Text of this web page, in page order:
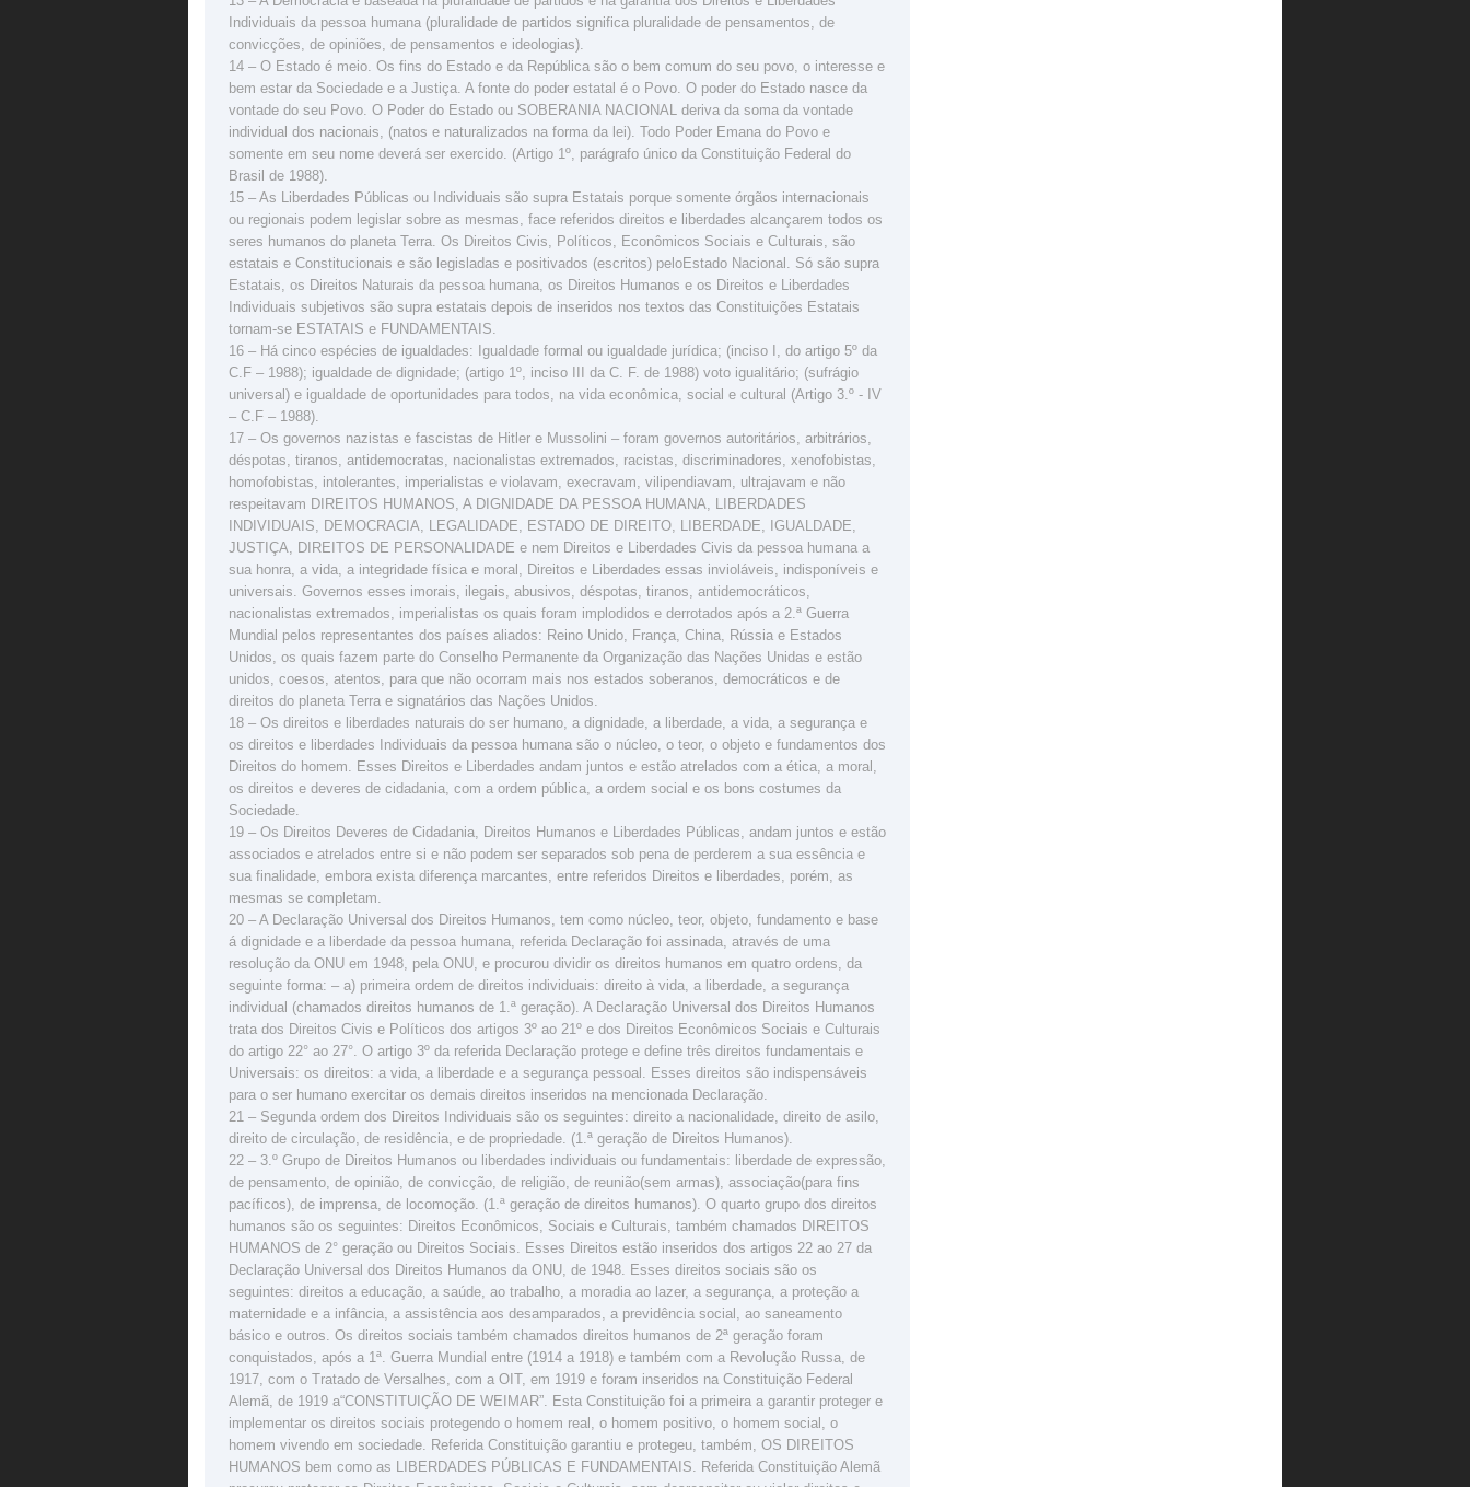
Individuais da pessoa humana (pluralidade de partidos significa pluralidade de pensamentos, de
convicções, de opiniões, de pensamentos e ideologias).
14 – O Estado é meio. Os fins do Estado e da República são o bem comum do seu povo, o interesse e
bem estar da Sociedade e a Justiça. A fonte do poder estatal é o Povo. O poder do Estado nasce da
vontade do seu Povo. O Poder do Estado ou SOBERANIA NACIONAL deriva da soma da vontade
individual dos nacionais, (natos e naturalizados na forma da lei). Todo Poder Emana do Povo e
somente em seu nome deverá ser exercido. (Artigo 1º, parágrafo único da Constituição Federal do
Brasil de 1988).
15 – As Liberdades Públicas ou Individuais são supra Estatais porque somente órgãos internacionais
ou regionais podem legislar sobre as mesmas, face referidos direitos e liberdades alcançarem todos os
seres humanos do planeta Terra. Os Direitos Civis, Políticos, Econômicos Sociais e Culturais, são
estatais e Constitucionais e são legisladas e positivados (escritos) peloEstado Nacional. Só são supra
Estatais, os Direitos Naturais da pessoa humana, os Direitos Humanos e os Direitos e Liberdades
Individuais subjetivos são supra estatais depois de inseridos nos textos das Constituições Estatais
tornam-se ESTATAIS e FUNDAMENTAIS.
16 – Há cinco espécies de igualdades: Igualdade formal ou igualdade jurídica; (inciso I, do artigo 5º da
C.F – 1988); igualdade de dignidade; (artigo 1º, inciso III da C. F. de 1988) voto igualitário; (sufrágio
universal) e igualdade de oportunidades para todos, na vida econômica, social e cultural (Artigo 3.º - IV
– C.F – 1988).
17 – Os governos nazistas e fascistas de Hitler e Mussolini – foram governos autoritários, arbitrários,
déspotas, tiranos, antidemocratas, nacionalistas extremados, racistas, discriminadores, xenofobistas,
homofobistas, intolerantes, imperialistas e violavam, execravam, vilipendiavam, ultrajavam e não
respeitavam DIREITOS HUMANOS, A DIGNIDADE DA PESSOA HUMANA, LIBERDADES
INDIVIDUAIS, DEMOCRACIA, LEGALIDADE, ESTADO DE DIREITO, LIBERDADE, IGUALDADE,
JUSTIÇA, DIREITOS DE PERSONALIDADE e nem Direitos e Liberdades Civis da pessoa humana a
sua honra, a vida, a integridade física e moral, Direitos e Liberdades essas invioláveis, indisponíveis e
universais. Governos esses imorais, ilegais, abusivos, déspotas, tiranos, antidemocráticos,
nacionalistas extremados, imperialistas os quais foram implodidos e derrotados após a 2.ª Guerra
Mundial pelos representantes dos países aliados: Reino Unido, França, China, Rússia e Estados
Unidos, os quais fazem parte do Conselho Permanente da Organização das Nações Unidas e estão
unidos, coesos, atentos, para que não ocorram mais nos estados soberanos, democráticos e de
direitos do planeta Terra e signatários das Nações Unidos.
18 – Os direitos e liberdades naturais do ser humano, a dignidade, a liberdade, a vida, a segurança e
os direitos e liberdades Individuais da pessoa humana são o núcleo, o teor, o objeto e fundamentos dos
Direitos do homem. Esses Direitos e Liberdades andam juntos e estão atrelados com a ética, a moral,
os direitos e deveres de cidadania, com a ordem pública, a ordem social e os bons costumes da
Sociedade.
19 – Os Direitos Deveres de Cidadania, Direitos Humanos e Liberdades Públicas, andam juntos e estão
associados e atrelados entre si e não podem ser separados sob pena de perderem a sua essência e
sua finalidade, embora exista diferença marcantes, entre referidos Direitos e liberdades, porém, as
mesmas se completam.
20 – A Declaração Universal dos Direitos Humanos, tem como núcleo, teor, objeto, fundamento e base
á dignidade e a liberdade da pessoa humana, referida Declaração foi assinada, através de uma
resolução da ONU em 1948, pela ONU, e procurou dividir os direitos humanos em quatro ordens, da
seguinte forma: – a) primeira ordem de direitos individuais: direito à vida, a liberdade, a segurança
individual (chamados direitos humanos de 1.ª geração). A Declaração Universal dos Direitos Humanos
trata dos Direitos Civis e Políticos dos artigos 3º ao 21º e dos Direitos Econômicos Sociais e Culturais
do artigo 22° ao 27°. O artigo 3º da referida Declaração protege e define três direitos fundamentais e
Universais: os direitos: a vida, a liberdade e a segurança pessoal. Esses direitos são indispensáveis
para o ser humano exercitar os demais direitos inseridos na mencionada Declaração.
21 – Segunda ordem dos Direitos Individuais são os seguintes: direito a nacionalidade, direito de asilo,
direito de circulação, de residência, e de propriedade. (1.ª geração de Direitos Humanos).
22 – 3.º Grupo de Direitos Humanos ou liberdades individuais ou fundamentais: liberdade de expressão,
de pensamento, de opinião, de convicção, de religião, de reunião(sem armas), associação(para fins
pacíficos), de imprensa, de locomoção. (1.ª geração de direitos humanos). O quarto grupo dos direitos
humanos são os seguintes: Direitos Econômicos, Sociais e Culturais, também chamados DIREITOS
HUMANOS de 2° geração ou Direitos Sociais. Esses Direitos estão inseridos dos artigos 22 ao 27 da
Declaração Universal dos Direitos Humanos da ONU, de 1948. Esses direitos sociais são os
seguintes: direitos a educação, a saúde, ao trabalho, a moradia ao lazer, a segurança, a proteção a
maternidade e a infância, a assistência aos desamparados, a previdência social, ao saneamento
básico e outros. Os direitos sociais também chamados direitos humanos de 2ª geração foram
conquistados, após a 1ª. Guerra Mundial entre (1914 a 1918) e também com a Revolução Russa, de
1917, com o Tratado de Versalhes, com a OIT, em 1919 e foram inseridos na Constituição Federal
Alemã, de 1919 a“CONSTITUIÇÃO DE WEIMAR”. Esta Constituição foi a primeira a garantir proteger e
implementar os direitos sociais protegendo o homem real, o homem positivo, o homem social, o
homem vivendo em sociedade. Referida Constituição garantiu e protegeu, também, OS DIREITOS
HUMANOS bem como as LIBERDADES PÚBLICAS E FUNDAMENTAIS. Referida Constituição Alemã